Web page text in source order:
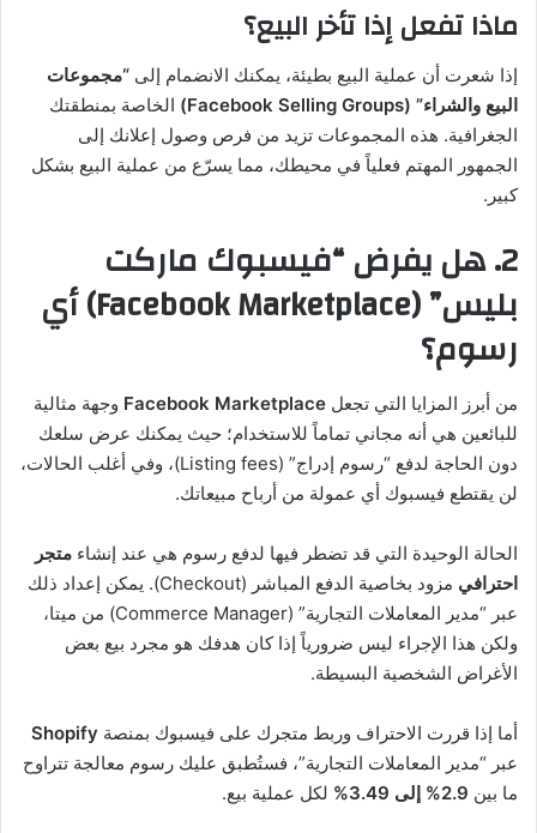
ماذا تفعل إذا تأخر البيع؟
إذا شعرت أن عملية البيع بطيئة، يمكنك الانضمام إلى “مجموعات
البيع والشراء” (Facebook Selling Groups)
الخاصة بمنطقتك
الجغرافية. هذه المجموعات تزيد من فرص وصول إعلانك إلى
الجمهور المهتم فعلياً في محيطك، مما يسرّع من عملية البيع بشكل
كبير.
2. هل يفرض “فيسبوك ماركت
بليس” (Facebook Marketplace) أي
رسوم؟
من أبرز المزايا التي تجعل Facebook Marketplace وجهة مثالية
للبائعين هي أنه مجاني تماماً للاستخدام؛ حيث يمكنك عرض سلعك
دون الحاجة لدفع “رسوم إدراج” (Listing fees)، وفي أغلب الحالات،
لن يقتطع فيسبوك أي عمولة من أرباح مبيعاتك.
الحالة الوحيدة التي قد تضطر فيها لدفع رسوم هي عند إنشاء متجر
احترافي
مزود بخاصية الدفع المباشر (Checkout). يمكن إعداد ذلك
عبر “مدير المعاملات التجارية” (Commerce Manager) من ميتا،
ولكن هذا الإجراء ليس ضرورياً إذا كان هدفك هو مجرد بيع بعض
الأغراض الشخصية البسيطة.
أما إذا قررت الاحتراف وربط متجرك على فيسبوك بمنصة Shopify
عبر “مدير المعاملات التجارية”، فستُطبق عليك رسوم معالجة تتراوح
ما بين 2.9% إلى 3.49% لكل عملية بيع.